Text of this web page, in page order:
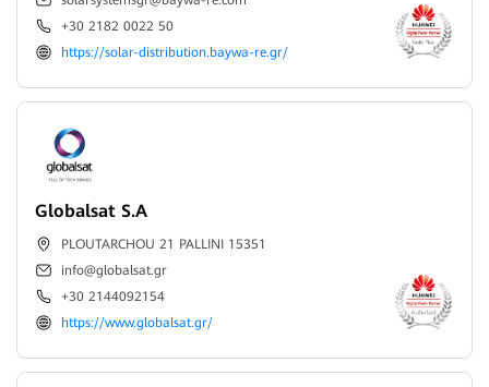
+30 2182 0022 50
https://solar-distribution.baywa-re.gr/
Globalsat S.A
PLOUTARCHOU 21 PALLINI 15351
info@globalsat.gr
+30 2144092154
https://www.globalsat.gr/